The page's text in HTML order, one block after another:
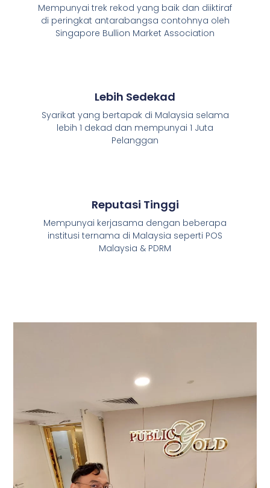
Mempunyai trek rekod yang baik dan diiktiraf
di peringkat antarabangsa contohnya oleh
Singapore Bullion Market Association
Lebih Sedekad
Syarikat yang bertapak di Malaysia selama
lebih 1 dekad dan mempunyai 1 Juta
Pelanggan
Reputasi Tinggi
Mempunyai kerjasama dengan beberapa
institusi ternama di Malaysia seperti POS
Malaysia & PDRM